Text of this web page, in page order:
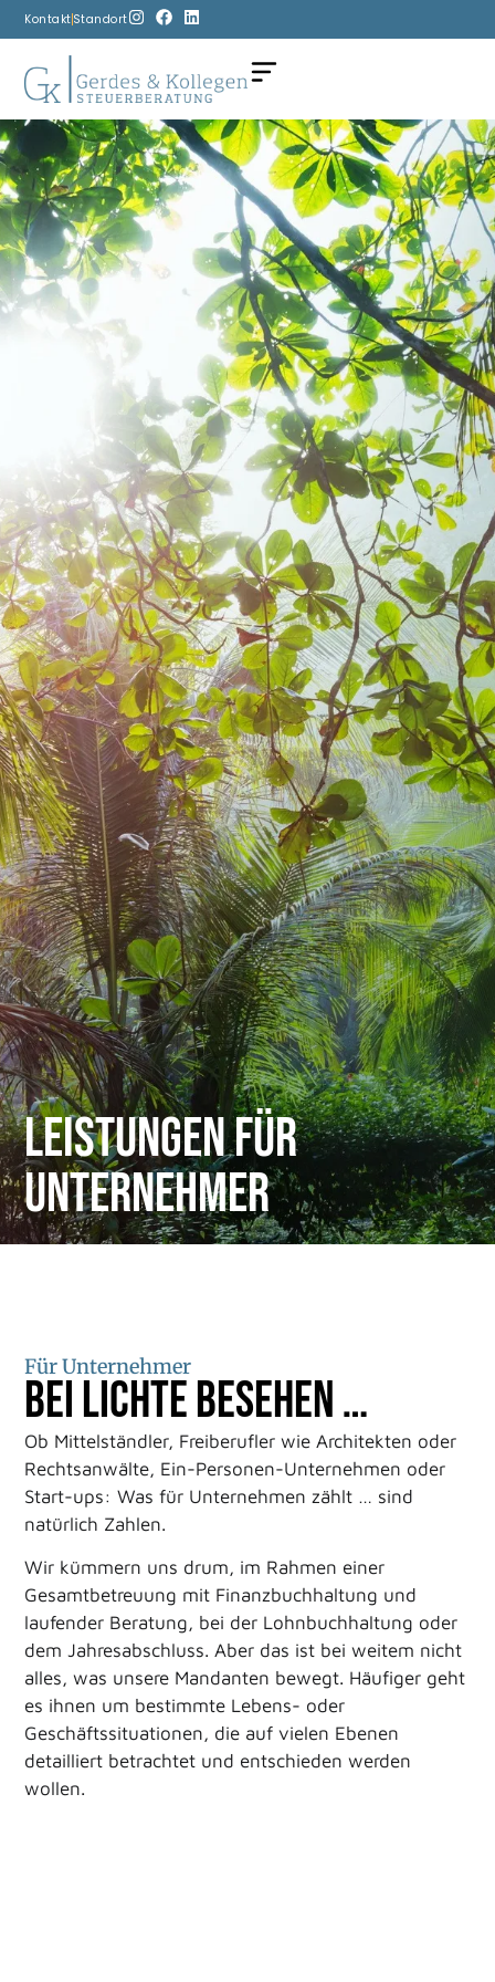
Kontakt Standort
Leistungen für
Unternehmer
Für Unternehmer
Bei Lichte besehen …
Ob Mittelständler, Freiberufler wie Architekten oder
Rechtsanwälte, Ein-Personen-Unternehmen oder
Start-ups: Was für Unternehmen zählt … sind
natürlich Zahlen.
Wir kümmern uns drum, im Rahmen einer
Gesamtbetreuung mit Finanzbuchhaltung und
laufender Beratung, bei der Lohnbuchhaltung oder
dem Jahresabschluss. Aber das ist bei weitem nicht
alles, was unsere Mandanten bewegt. Häufiger geht
es ihnen um bestimmte Lebens- oder
Geschäftssituationen, die auf vielen Ebenen
detailliert betrachtet und entschieden werden
wollen.